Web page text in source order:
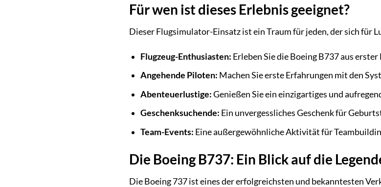
Für wen ist dieses Erlebnis geeignet?
Dieser Flugsimulator-Einsatz ist ein Traum für jeden, der sich für
Flugzeug-Enthusiasten: Erleben Sie die Boeing B737 aus
Angehende Piloten: Machen Sie erste Erfahrungen mit den
Abenteuerlustige:Genießen Sie ein einzigartiges und
Geschenksuchende: Ein unvergessliches Geschenk für
Team-Events: Eine außergewöhnliche Aktivität für
Die Boeing B737: Ein Blick auf die
Die Boeing 737 ist eines der erfolgreichsten und bekanntesten